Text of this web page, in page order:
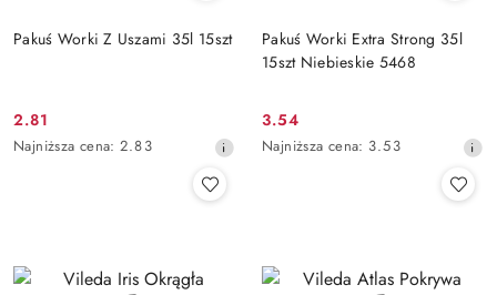
Pakuś Worki Z Uszami 35l 15szt
Cena
promocyjna:
2.81
Najniższa
obniżką
Najniższa cena: 2.83
Pakuś Worki Extra Strong 35l
15szt Niebieskie 5468
Cena
promocyjna:
3.54
Najniższa
obniżką
Najniższa cena: 3.53